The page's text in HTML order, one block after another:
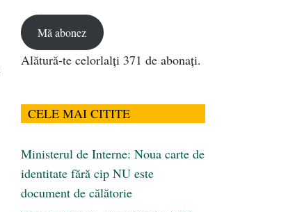
Mă abonez
Alătură-te celorlalți 371 de abonați.
CELE MAI CITITE
Ministerul de Interne: Noua carte de
identitate fără cip NU este
document de călătorie